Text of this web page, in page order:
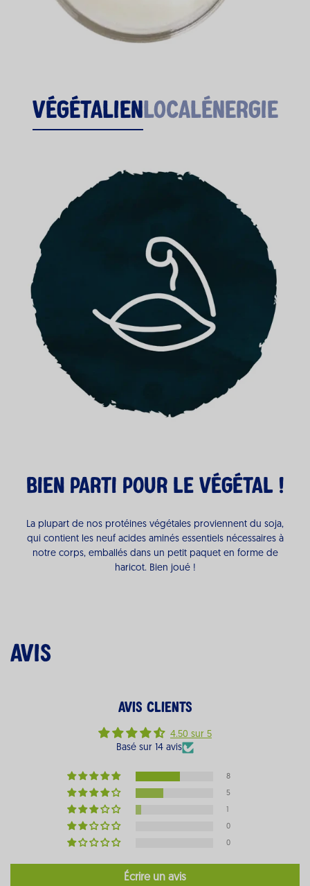
VégétalienLocalÉNERGIE
Bien parti pour le végétal !
La plupart de nos protéines végétales proviennent du soja,
qui contient les neuf acides aminés essentiels nécessaires à
notre corps, emballés dans un petit paquet en forme de
haricot. Bien joué !
Avis
Avis Clients
4.50 sur 5
Basé sur 14 avis
8
5
1
0
0
Écrire un avis